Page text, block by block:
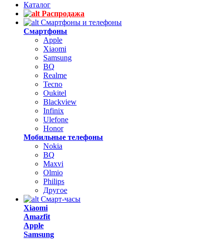
Каталог
Распродажа
Смартфоны и телефоны
Смартфоны
Apple
Xiaomi
Samsung
BQ
Realme
Tecno
Oukitel
Blackview
Infinix
Ulefone
Honor
Мобильные телефоны
Nokia
BQ
Maxvi
Olmio
Philips
Другое
Смарт-часы
Xiaomi
Amazfit
Apple
Samsung